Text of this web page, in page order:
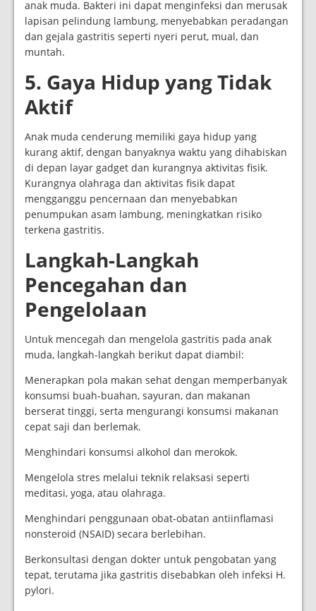
anak muda. Bakteri ini dapat menginfeksi dan merusak
lapisan pelindung lambung, menyebabkan peradangan
dan gejala gastritis seperti nyeri perut, mual, dan
muntah.
5. Gaya Hidup yang Tidak
Aktif
Anak muda cenderung memiliki gaya hidup yang
kurang aktif, dengan banyaknya waktu yang dihabiskan
di depan layar gadget dan kurangnya aktivitas fisik.
Kurangnya olahraga dan aktivitas fisik dapat
mengganggu pencernaan dan menyebabkan
penumpukan asam lambung, meningkatkan risiko
terkena gastritis.
Langkah-Langkah
Pencegahan dan
Pengelolaan
Untuk mencegah dan mengelola gastritis pada anak
muda, langkah-langkah berikut dapat diambil:
Menerapkan pola makan sehat dengan memperbanyak
konsumsi buah-buahan, sayuran, dan makanan
berserat tinggi, serta mengurangi konsumsi makanan
cepat saji dan berlemak.
Menghindari konsumsi alkohol dan merokok.
Mengelola stres melalui teknik relaksasi seperti
meditasi, yoga, atau olahraga.
Menghindari penggunaan obat-obatan antiinflamasi
nonsteroid (NSAID) secara berlebihan.
Berkonsultasi dengan dokter untuk pengobatan yang
tepat, terutama jika gastritis disebabkan oleh infeksi H.
pylori.